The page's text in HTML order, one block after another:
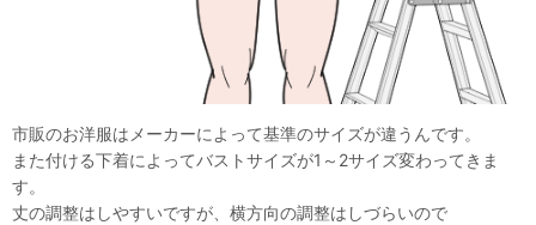
市販のお洋服はメーカーによって基準のサイズが違うんです。
また付ける下着によってバストサイズが1～2サイズ変わってきま
す。
丈の調整はしやすいですが、横方向の調整はしづらいので